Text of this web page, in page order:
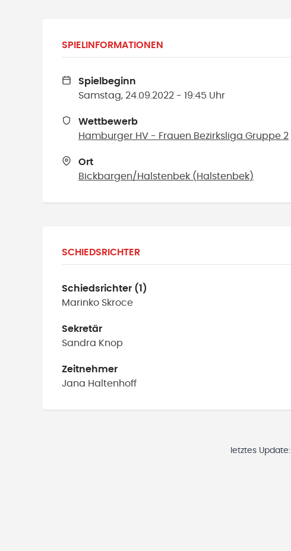
SPIELINFORMATIONEN
Spielbeginn
Samstag, 24.09.2022 - 19:45 Uhr
Wettbewerb
Hamburger HV - Frauen Bezirksliga Gruppe 2
Ort
Bickbargen/Halstenbek ( Halstenbek)
SCHIEDSRICHTER
Schiedsrichter (1)
Marinko Skroce
Sekretär
Sandra Knop
Zeitnehmer
Jana Haltenhoff
letztes Update: